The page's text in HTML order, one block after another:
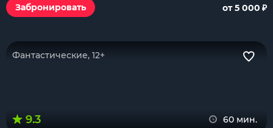
Забронировать
от 5 000 ₽
Фантастические, 12+
9.3 60 мин.